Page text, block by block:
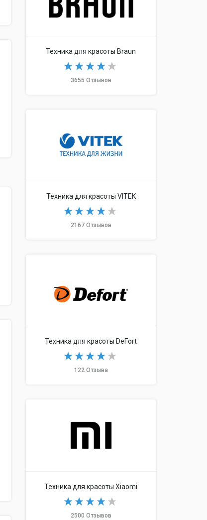
Техника для красоты Braun
3655 Отзывов
Техника для красоты VITEK
2167 Отзывов
Техника для красоты DeFort
122 Отзыва
Техника для красоты Xiaomi
2500 Отзывов